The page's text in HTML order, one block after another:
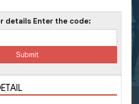
details Enter the code: